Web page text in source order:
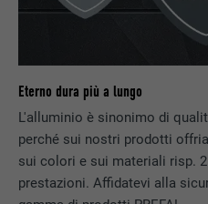
Eterno dura più a lungo
L'alluminio è sinonimo di
perché sui nostri prodotti
sui colori e sui materiali risp.
prestazioni. Affidatevi alla
SCOPO
sia presente
per tutti i
NOME _fbp
PROVIDER Facebook